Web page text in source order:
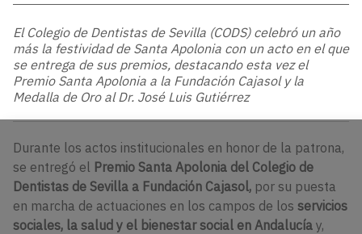
El Colegio de Dentistas de Sevilla (CODS) celebró un año
más la festividad de Santa Apolonia con un acto en el que
se entrega de sus premios, destacando esta vez el
Premio Santa Apolonia a la Fundación Cajasol y la
Medalla de Oro al Dr. José Luis Gutiérrez
Durante los actos institucionales en honor de la patrona,
se entregó el Premio Santa Apolonia del Colegio de
Dentistas de Sevilla a Fundación Cajasol, por su puesta
en marcha de actuaciones en los campos de los servicios
sociales, la salud y el bienestar social en Andalucía y,